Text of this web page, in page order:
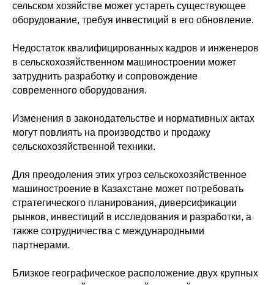
сельском хозяйстве может устареть существующее
оборудование, требуя инвестиций в его обновление.
Недостаток квалифицированных кадров и инженеров
в сельскохозяйственном машиностроении может
затруднить разработку и сопровождение
современного оборудования.
Изменения в законодательстве и нормативных актах
могут повлиять на производство и продажу
сельскохозяйственной техники.
Для преодоления этих угроз сельскохозяйственное
машиностроение в Казахстане может потребовать
стратегического планирования, диверсификации
рынков, инвестиций в исследования и разработки, а
также сотрудничества с международными
партнерами.
Близкое географическое расположение двух крупных